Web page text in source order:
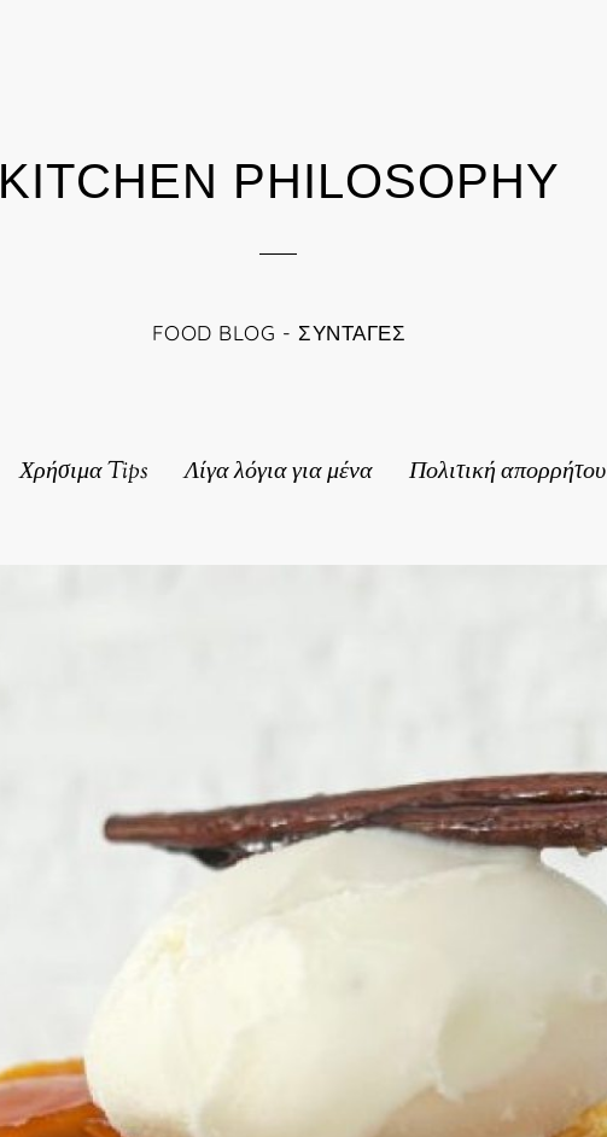
KITCHEN PHILOSOPHY
FOOD BLOG - ΣΥΝΤΑΓΈΣ
Χρήσιμα Tips Λίγα λόγια για μένα Πολιτική απορρήτου